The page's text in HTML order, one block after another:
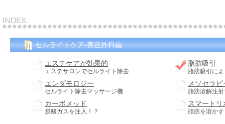
セルライトケア-美容外科編
エステケアが効果的
エステサロンでセルライト除去
脂肪吸引
脂肪吸引に
エンダモロジー
セルライト除去マッサージ機
メソセラピ
脂肪溶解注
カーボメッド
炭酸ガスを注入！？
スマートリ
脂肪を溶か